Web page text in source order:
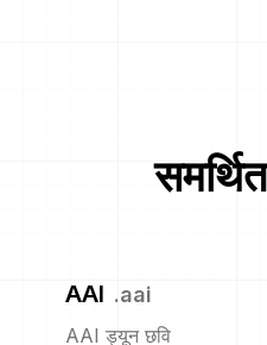
AAI .aai
AAI ड्यून छवि